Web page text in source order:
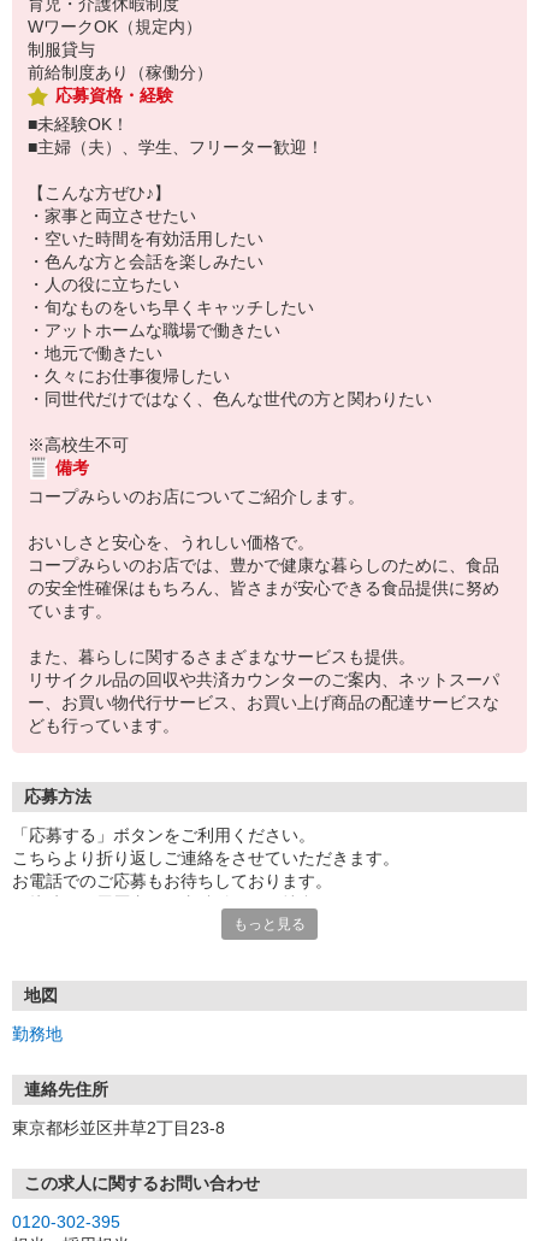
WワークOK（規定内）
制服貸与
前給制度あり（稼働分）
応募資格・経験
■未経験OK！
■主婦（夫）、学生、フリーター歓迎！
【こんな方ぜひ♪】
・家事と両立させたい
・空いた時間を有効活用したい
・色んな方と会話を楽しみたい
・人の役に立ちたい
・旬なものをいち早くキャッチしたい
・アットホームな職場で働きたい
・地元で働きたい
・久々にお仕事復帰したい
・同世代だけではなく、色んな世代の方と関わりたい
※高校生不可
備考
コープみらいのお店についてご紹介します。
おいしさと安心を、うれしい価格で。
コープみらいのお店では、豊かで健康な暮らしのために、食品
の安全性確保はもちろん、皆さまが安心できる食品提供に努め
ています。
また、暮らしに関するさまざまなサービスも提供。
リサイクル品の回収や共済カウンターのご案内、ネットスーパ
ー、お買い物代行サービス、お買い上げ商品の配達サービスな
ども行っています。
応募方法
「応募する」ボタンをご利用ください。
こちらより折り返しご連絡をさせていただきます。
お電話でのご応募もお待ちしております。
※電話受付／10時〜20時、土・日・祝日10時〜18時
御応募頂いてから最短3日で面接をさせて頂きます。
ご応募の後、
担当よりご案内をさせていただきます。
応募 ⇒ 条件確認 ⇒ 面接 ⇒ 合否
※選考状況により、書類選考など一部選考フローを変更する場合が
ございます。
もっと見る
地図
勤務地
連絡先住所
東京都杉並区井草2丁目23-8
この求人に関するお問い合わせ
0120-302-395